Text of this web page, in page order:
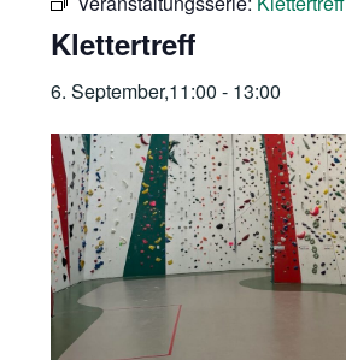
Klettertreff
6. September,11:00 - 13:00